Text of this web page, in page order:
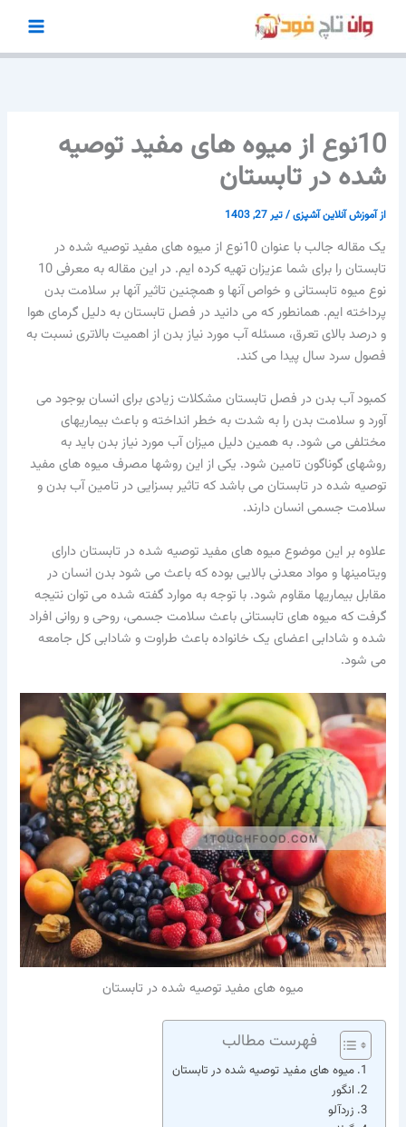
محتوا
10نوع از میوه های مفید توصیه
شده در تابستان
ازآموزش آنلاین آشپزی/تیر 27, 1403
یک مقاله جالب با عنوان 10نوع از میوه های مفید توصیه شده در
تابستان را برای شما عزیزان تهیه کرده ایم. در این مقاله به معرفی 10
نوع میوه تابستانی و خواص آنها و همچنین تاثیر آنها بر سلامت بدن
پرداخته ایم. همانطور که می دانید در فصل تابستان به دلیل گرمای هوا
و درصد بالای تعرق، مسئله آب مورد نیاز بدن از اهمیت بالاتری نسبت به
فصول سرد سال پیدا می کند.
کمبود آب بدن در فصل تابستان مشکلات زیادی برای انسان بوجود می
آورد و سلامت بدن را به شدت به خطر انداخته و باعث بیماریهای
مختلفی می شود. به همین دلیل میزان آب مورد نیاز بدن باید به
روشهای گوناگون تامین شود. یکی از این روشها مصرف میوه های مفید
توصیه شده در تابستان می باشد که تاثیر بسزایی در تامین آب بدن و
سلامت جسمی انسان دارند.
علاوه بر این موضوع میوه های مفید توصیه شده در تابستان دارای
ویتامینها و مواد معدنی بالایی بوده که باعث می شود بدن انسان در
مقابل بیماریها مقاوم شود. با توجه به موارد گفته شده می توان نتیجه
گرفت که میوه های تابستانی باعث سلامت جسمی، روحی و روانی افراد
شده و شادابی اعضای یک خانواده باعث طراوت و شادابی کل جامعه
می شود.
میوه های مفید توصیه شده در تابستان
فهرست مطالب
میوه های مفید توصیه شده در تابستان
انگور
زردآلو